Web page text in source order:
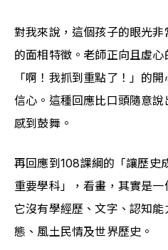
對我來說，這個孩子的眼光
的面相特徵。老師正向且虛
「啊！我抓到重點了！」的
信心。這種回應比口頭隨意
感到鼓舞。
再回應到108課綱的「讓歷史
重要學科」，看畫，其實是一
它沒有學經歷、文字、認知
態、風土民情及世界歷史。